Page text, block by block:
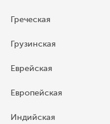
Греческая
Грузинская
Еврейская
Европейская
Индийская